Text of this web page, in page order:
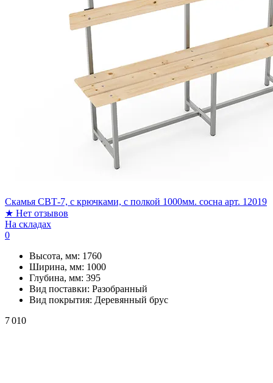
Скамья СВТ-7, с крючками, с полкой 1000мм. сосна арт. 12019
★ Нет отзывов
На складах
0
Высота, мм: 1760
Ширина, мм: 1000
Глубина, мм: 395
Вид поставки: Разобранный
Вид покрытия: Деревянный брус
7 010